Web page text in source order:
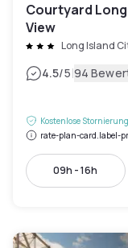
Courtyard
View
Long Island
4.5/5|94
Kostenlose Stornierung
rate-plan-card.label-
09h - 16h